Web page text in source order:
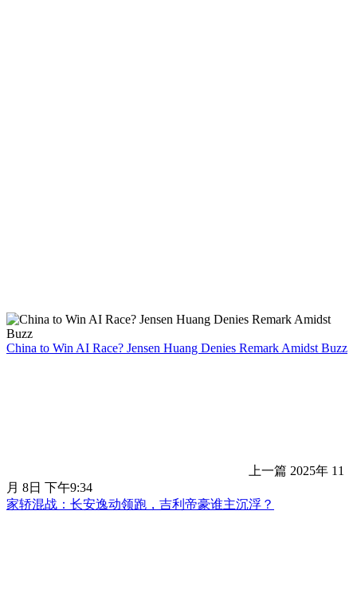
China to Win AI Race? Jensen Huang Denies Remark Amidst Buzz
上一篇 2025年 11
月 8日 下午9:34
家轿混战：长安逸动领跑，吉利帝豪谁主沉浮？